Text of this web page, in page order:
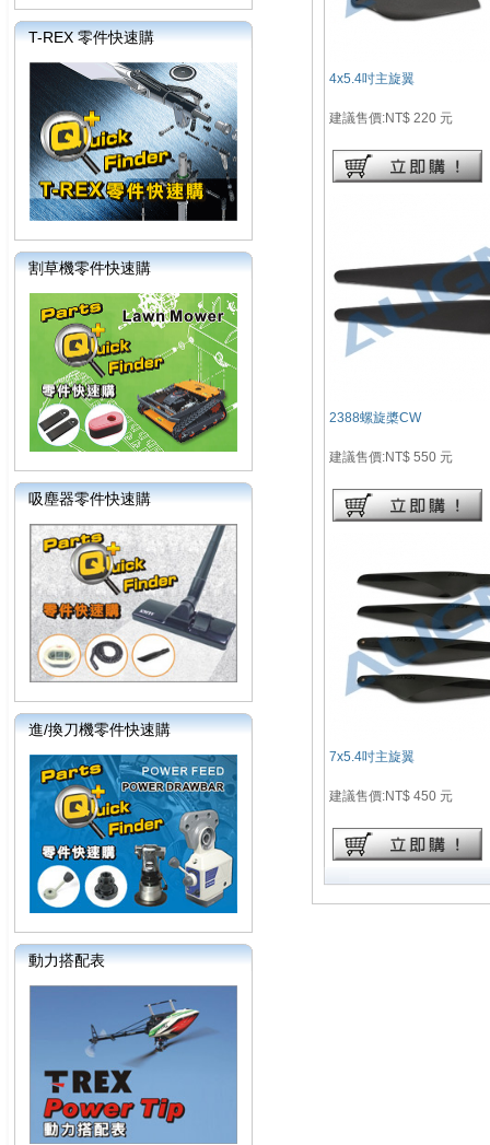
T-REX 零件快速購
割草機零件快速購
吸塵器零件快速購
進/換刀機零件快速購
動力搭配表
4x5.4吋主旋翼
建議售價:NT$ 220 元
2388螺旋槳CW
建議售價:NT$ 550 元
7x5.4吋主旋翼
建議售價:NT$ 450 元